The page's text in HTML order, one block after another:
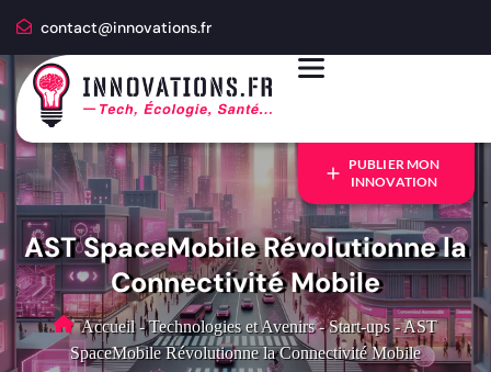
contact@innovations.fr
PUBLIER MON
INNOVATION
AST SpaceMobile Révolutionne la
Connectivité Mobile
Accueil - Technologies et Avenirs - Start-ups -AST
SpaceMobile Révolutionne la Connectivité Mobile